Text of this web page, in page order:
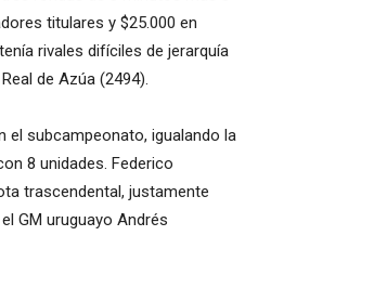
titulares y $25.000 en
rivales difíciles de jerarquía
de Azúa (2494).
el subcampeonato, igualando la
8 unidades. Federico
trascendental, justamente
GM uruguayo Andrés